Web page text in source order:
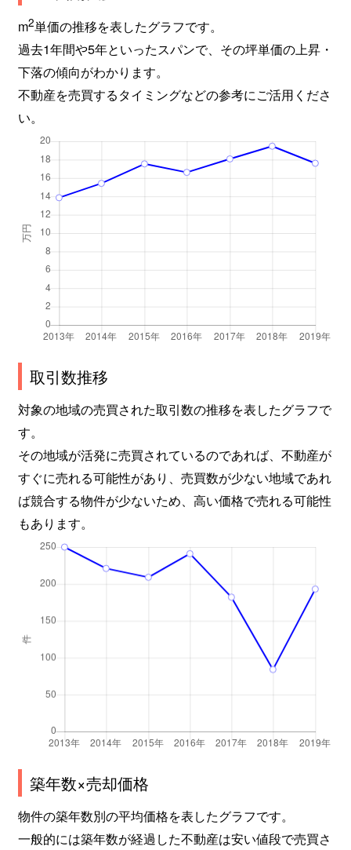
m2単価の推移を表したグラフです。
過去1年間や5年といったスパンで、その坪単価の上昇・
下落の傾向がわかります。
不動産を売買するタイミングなどの参考にご活用くださ
い。
取引数推移
対象の地域の売買された取引数の推移を表したグラフで
す。
その地域が活発に売買されているのであれば、不動産が
すぐに売れる可能性があり、売買数が少ない地域であれ
ば競合する物件が少ないため、高い価格で売れる可能性
もあります。
築年数×売却価格
物件の築年数別の平均価格を表したグラフです。
一般的には築年数が経過した不動産は安い値段で売買さ